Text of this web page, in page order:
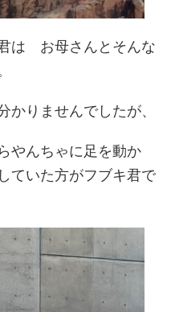
は お母さんとそんな
りませんでしたが、
やんちゃに足を動か
ていた方がフブキ君で